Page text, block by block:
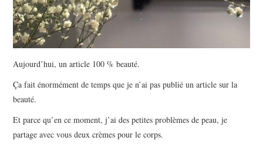
Aujourd’hui, un article 100 % beauté.
Ça fait énormément de temps que je n’ai pas publié un article sur la
beauté.
Et parce qu’en ce moment, j’ai des petites problèmes de peau, je
partage avec vous deux crèmes pour le corps.